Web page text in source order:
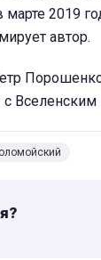
2019
автор.
Вселенским